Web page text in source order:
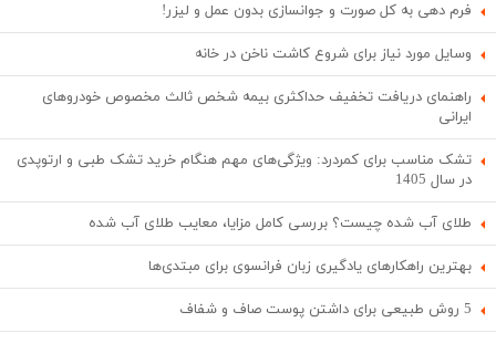
فرم دهی به کل صورت و جوانسازی بدون عمل و لیزر!
وسایل مورد نیاز برای شروع کاشت ناخن در خانه
راهنمای دریافت تخفیف حداکثری بیمه شخص ثالث مخصوص خودروهای
ایرانی
تشک مناسب برای کمردرد: ویژگی‌های مهم هنگام خرید تشک طبی و ارتوپدی
در سال 1405
طلای آب شده چیست؟ بررسی کامل مزایا، معایب طلای آب شده
بهترین راهکارهای یادگیری زبان فرانسوی برای مبتدی‌ها
5 روش طبیعی برای داشتن پوست صاف و شفاف